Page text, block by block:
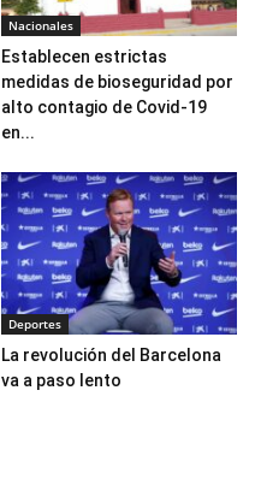
Nacionales
Establecen estrictas
medidas de bioseguridad por
alto contagio de Covid-19
en...
Deportes
La revolución del Barcelona
va a paso lento